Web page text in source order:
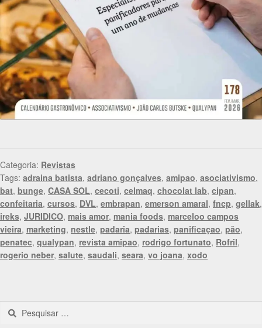
Categoria: Revistas
Tags: adraina batista, adriano gonçalves, amipao, asociativismo,
bat, bunge, CASA SOL, cecoti, celmaq, chocolat lab, cipan,
confeitaria, cursos, DVL, embrapan, emerson amaral, fncp, gellak,
ireks, JURIDICO, mais amor, mania foods, marceloo campos
vieira, marketing, nestle, padaria, padarias, panificaçao, pão,
penatec, qualypan, revista amipao, rodrigo fortunato, Rofril,
rogerio neber, salute, saudali, seara, vo joana, xodo